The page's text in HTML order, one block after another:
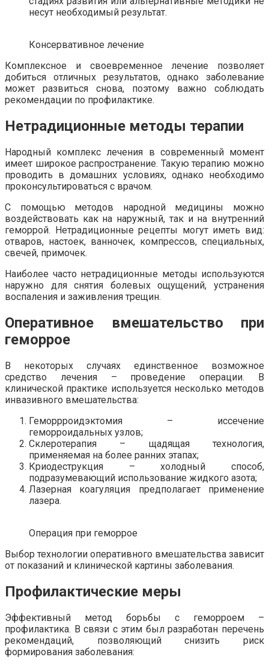
несут необходимый результат.
Консервативное лечение
Комплексное и своевременное лечение позволяет
добиться отличных результатов, однако заболевание
может развиться снова, поэтому важно соблюдать
рекомендации по профилактике.
Нетрадиционные методы терапии
Народный комплекс лечения в современный момент
имеет широкое распространение. Такую терапию можно
проводить в домашних условиях, однако необходимо
проконсультироваться с врачом.
С помощью методов народной медицины можно
воздействовать как на наружный, так и на внутренний
геморрой. Нетрадиционные рецепты могут иметь вид:
отваров, настоек, ванночек, компрессов, специальных,
свечей, примочек.
Наиболее часто нетрадиционные методы используются
наружно для снятия болевых ощущений, устранения
воспаления и заживления трещин.
Оперативное вмешательство при
геморрое
В некоторых случаях единственное возможное
средство лечения – проведение операции. В
клинической практике используется несколько методов
инвазивного вмешательства:
Геморрроидэктомия – иссечение
геморроидальных узлов;
Склеротерапия – щадящая технология,
применяемая на более ранних этапах;
Криодеструкция – холодный способ,
подразумевающий использование жидкого азота;
Лазерная коагуляция предполагает применение
лазера.
Операция при геморрое
Выбор технологии оперативного вмешательства зависит
от показаний и клинической картины заболевания.
Профилактические меры
Эффективный метод борьбы с геморроем –
профилактика. В связи с этим был разработан перечень
рекомендаций, позволяющий снизить риск
формирования заболевания: